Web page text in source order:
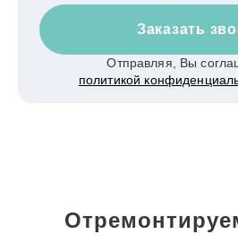
Заказать
Отправляя, Вы
политикой